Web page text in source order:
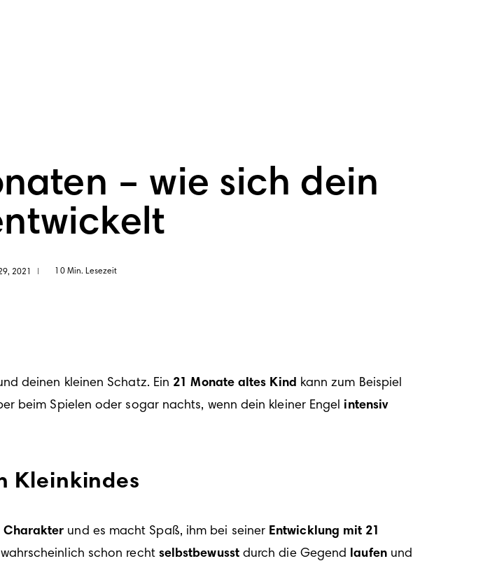
– wie sich dein
2021 10 Min. Lesezeit
deinen kleinen Schatz. Ein 21 Monate altes Kind kann zum Beispiel
beim Spielen oder sogar nachts, wenn dein kleiner Engel intensiv
Kleinkindes
Charakter und es macht Spaß, ihm bei seiner Entwicklung mit 21
schon recht selbstbewusst durch die Gegend laufen